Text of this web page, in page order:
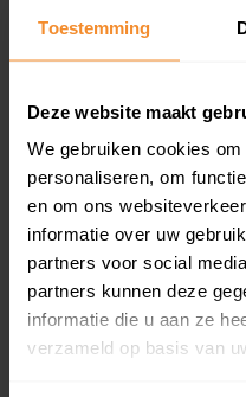
Toestemming
Deze website maakt
We gebruiken cookies
personaliseren, om
en om ons
informatie over uw
partners voor social
partners kunnen deze
informatie die u aan ze
verzameld op basis van
Een overzicht van alle
Bekijk product
Direct leverbaar